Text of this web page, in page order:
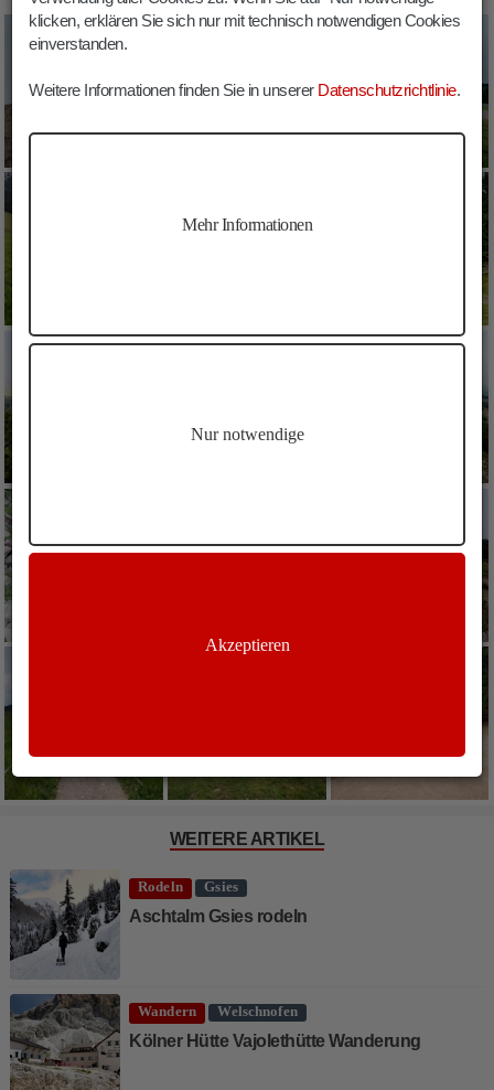
WEITERE ARTIKEL
Rodeln Gsies
Aschtalm Gsies rodeln
Wandern Welschnofen
Kölner Hütte Vajolethütte Wanderung
klicken, erklären Sie sich nur mit technisch notwendigen Cookies
einverstanden.
Weitere Informationen finden Sie in unserer Datenschutzrichtlinie.
Mehr Informationen
Nur notwendige
Akzeptieren